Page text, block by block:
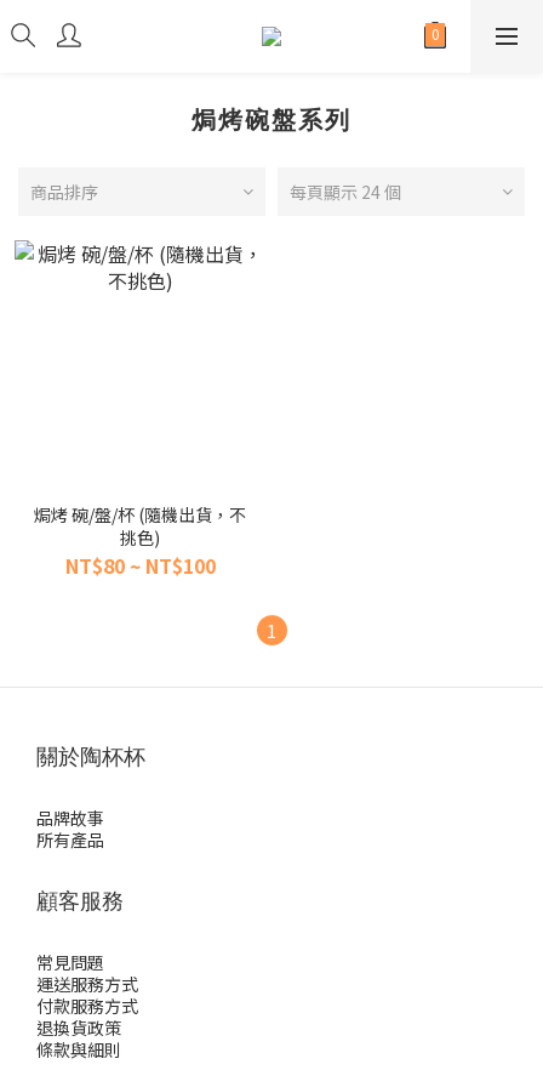
焗烤碗盤系列
商品排序 每頁顯示 24 個
焗烤 碗/盤/杯 (隨機出貨，不
挑色)
NT$80 ~ NT$100
1
關於陶杯杯
品牌故事
所有產品
顧客服務
常見問題
運送服務方式
付款服務方式
退換貨政策
條款與細則